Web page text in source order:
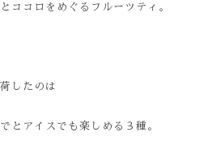
ココロをめぐるフルーツティ。
したのは
とアイスでも楽しめる３種。